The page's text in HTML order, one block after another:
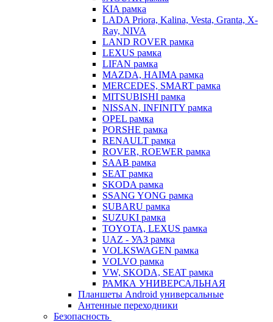
KIA рамка
LADA Priora, Kalina, Vesta, Granta, X-
Ray, NIVA
LAND ROVER рамка
LEXUS рамка
LIFAN рамка
MAZDA, HAIMA рамка
MERCEDES, SMART рамка
MITSUBISHI рамка
NISSAN, INFINITY рамка
OPEL рамка
PORSHE рамка
RENAULT рамка
ROVER, ROEWER рамка
SAAB рамка
SEAT рамка
SKODA рамка
SSANG YONG рамка
SUBARU рамка
SUZUKI рамка
TOYOTA, LEXUS рамка
UAZ - УАЗ рамка
VOLKSWAGEN рамка
VOLVO рамка
VW, SKODA, SEAT рамка
РАМКА УНИВЕРСАЛЬНАЯ
Планшеты Android универсальные
Антенные переходники
Безопасность